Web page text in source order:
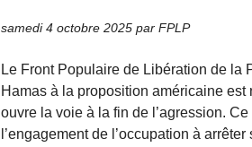
samedi 4 octobre 2025 par FPLP
Le Front Populaire de Libération de la
Hamas à la proposition américaine
ouvre la voie à la fin de l’agression.
l’engagement de l’occupation à